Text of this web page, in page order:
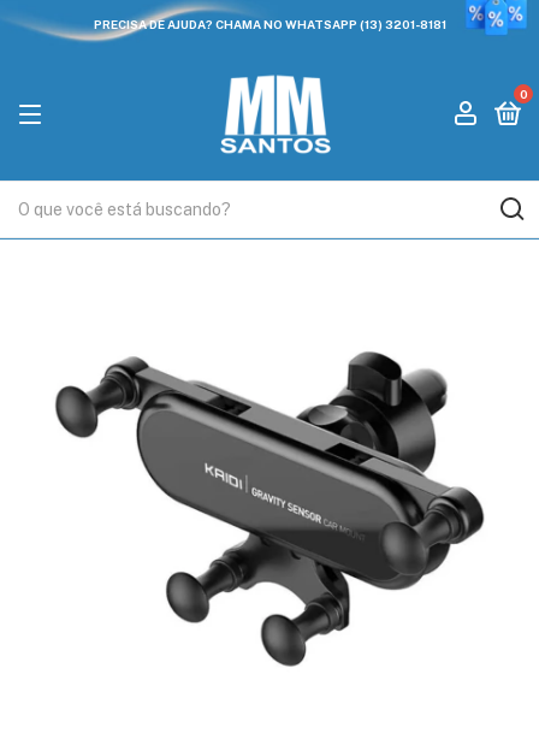
PRECISA DE AJUDA? CHAMA NO WHATSAPP (13) 3201-8181
0